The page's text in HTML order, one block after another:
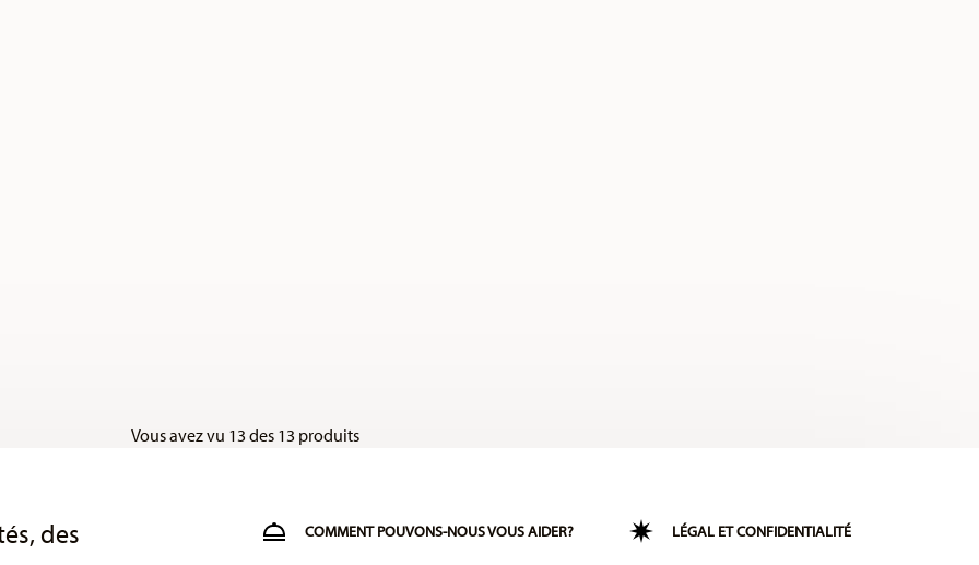
Vous avez vu 13 des 13 produits
des COMMENT POUVONS-NOUS VOUS AIDER? LÉGAL ET CONFIDENTIALITÉ